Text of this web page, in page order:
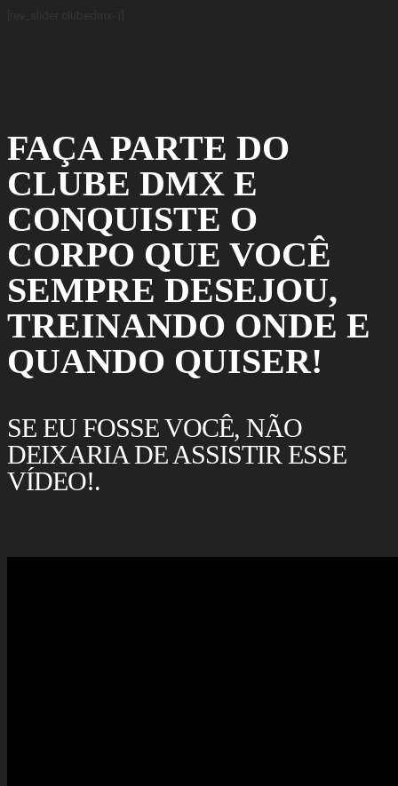
FAÇA PARTE DO
CLUBE DMX E
CONQUISTE O
CORPO QUE VOCÊ
SEMPRE DESEJOU,
TREINANDO ONDE E
QUANDO QUISER!
SE EU FOSSE VOCÊ, NÃO
DEIXARIA DE ASSISTIR ESSE
VÍDEO!.